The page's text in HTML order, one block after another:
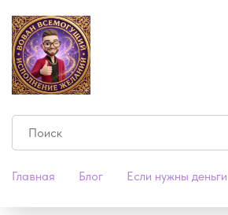
Главная Блог Если нужны деньги